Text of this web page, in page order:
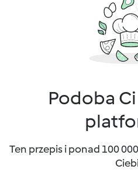
Podoba
Ten przepis i ponad 100